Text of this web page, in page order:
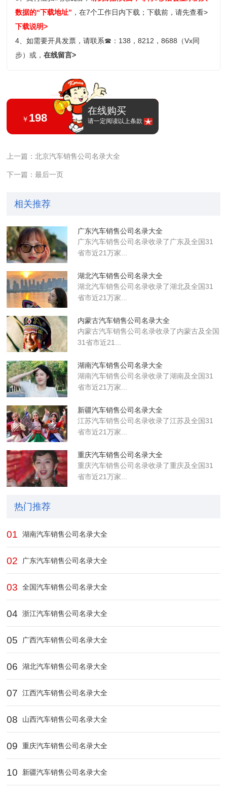
数据的“下载地址” ，在7个工作日内下载；下载前，请先查看>
下载说明>
4、如需要开具发票，请联系☎ ：138，8212，8688（Vx同
步）或，在线留言>
￥ 198
在线购买
请一定阅读以上条款
上一篇：北京汽车销售公司名录大全
下一篇：最后一页
相关推荐
广东汽车销售公司名录大全
广东汽车销售公司名录收录了广东及全国31
省市近21万家...
湖北汽车销售公司名录大全
湖北汽车销售公司名录收录了湖北及全国31
省市近21万家...
内蒙古汽车销售公司名录大全
内蒙古汽车销售公司名录收录了内蒙古及全国
31省市近21...
湖南汽车销售公司名录大全
湖南汽车销售公司名录收录了湖南及全国31
省市近21万家...
新疆汽车销售公司名录大全
江苏汽车销售公司名录收录了江苏及全国31
省市近21万家...
重庆汽车销售公司名录大全
重庆汽车销售公司名录收录了重庆及全国31
省市近21万家...
热门推荐
01 湖南汽车销售公司名录大全
02 广东汽车销售公司名录大全
03 全国汽车销售公司名录大全
04 浙江汽车销售公司名录大全
05 广西汽车销售公司名录大全
06 湖北汽车销售公司名录大全
07 江西汽车销售公司名录大全
08 山西汽车销售公司名录大全
09 重庆汽车销售公司名录大全
10 新疆汽车销售公司名录大全